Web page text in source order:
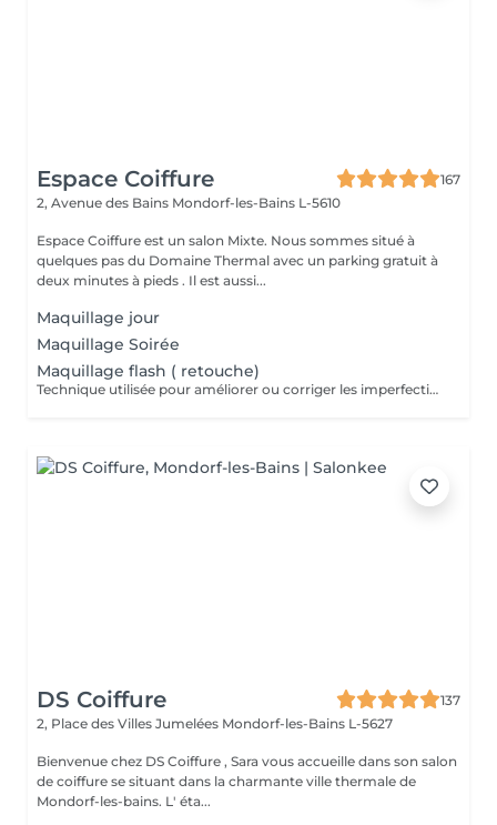
Espace Coiffure
167
2, Avenue des Bains Mondorf-les-Bains L-5610
Espace Coiffure est un salon Mixte. Nous sommes situé à
quelques pas du Domaine Thermal avec un parking gratuit à
deux minutes à pieds . Il est aussi...
Maquillage jour
Maquillage Soirée
Maquillage flash ( retouche)
Technique utilisée pour améliorer ou corriger les imperfections du maquillage initial tout en conservant une apparence naturelle. Il s'agit d'ajouter des touches de fond de teint, de correcteur ou de poudre pour uniformiser le teint, rafraîchir le regard ou rehausser les couleurs du maquillage déjà appliqué, souvent en prévision d'un événement.
DS Coiffure
137
2, Place des Villes Jumelées Mondorf-les-Bains L-5627
Bienvenue chez DS Coiffure , Sara vous accueille dans son salon
de coiffure se situant dans la charmante ville thermale de
Mondorf-les-bains. L' éta...